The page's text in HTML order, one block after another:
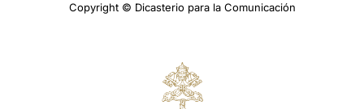
Copyright © Dicasterio para la Comunicación